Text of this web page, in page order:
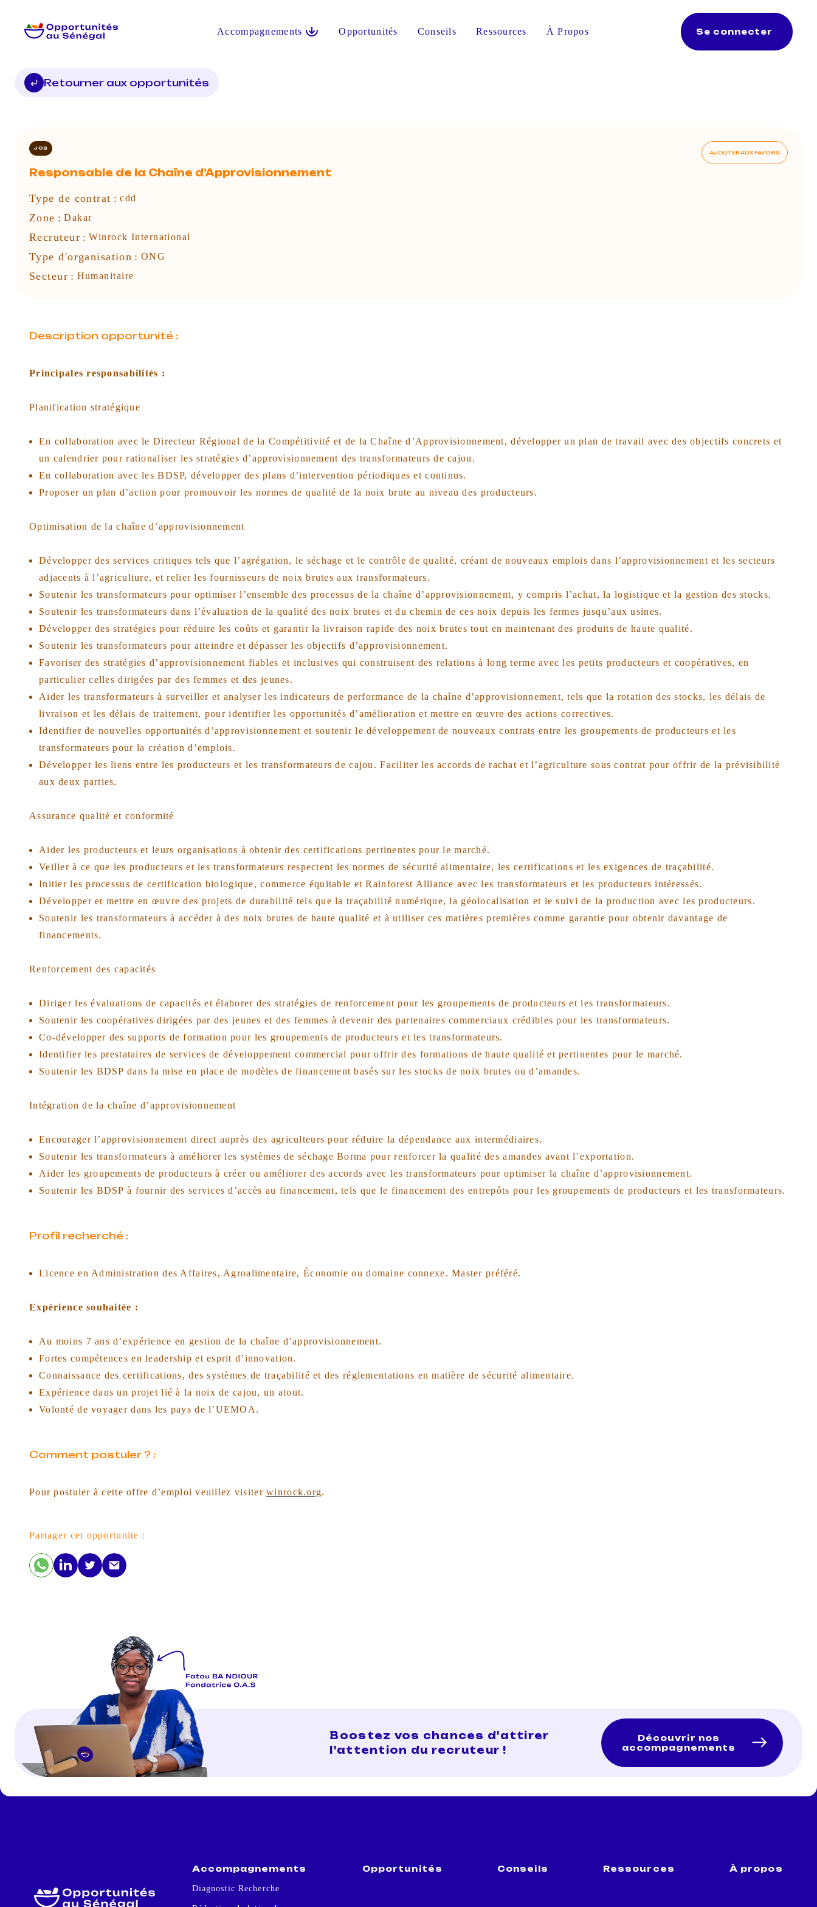
Se connecter
Accompagnements Opportunités Conseils Ressources À Propos
Retourner aux opportunités
JOB
AJOUTER AUX FAVORIS
Responsable de la Chaîne d’Approvisionnement
Type de contrat : cdd
Zone : Dakar
Recruteur : Winrock International
Type d'organisation : ONG
Secteur : Humanitaire
Description opportunité :
Principales responsabilités :
Planification stratégique
En collaboration avec le Directeur Régional de la Compétitivité et de la Chaîne d’Approvisionnement, développer un plan de travail avec des objectifs concrets et
un calendrier pour rationaliser les stratégies d’approvisionnement des transformateurs de cajou.
En collaboration avec les BDSP, développer des plans d’intervention périodiques et continus.
Proposer un plan d’action pour promouvoir les normes de qualité de la noix brute au niveau des producteurs.
Optimisation de la chaîne d’approvisionnement
Développer des services critiques tels que l’agrégation, le séchage et le contrôle de qualité, créant de nouveaux emplois dans l’approvisionnement et les secteurs
adjacents à l’agriculture, et relier les fournisseurs de noix brutes aux transformateurs.
Soutenir les transformateurs pour optimiser l’ensemble des processus de la chaîne d’approvisionnement, y compris l’achat, la logistique et la gestion des stocks.
Soutenir les transformateurs dans l’évaluation de la qualité des noix brutes et du chemin de ces noix depuis les fermes jusqu’aux usines.
Développer des stratégies pour réduire les coûts et garantir la livraison rapide des noix brutes tout en maintenant des produits de haute qualité.
Soutenir les transformateurs pour atteindre et dépasser les objectifs d’approvisionnement.
Favoriser des stratégies d’approvisionnement fiables et inclusives qui construisent des relations à long terme avec les petits producteurs et coopératives, en
particulier celles dirigées par des femmes et des jeunes.
Aider les transformateurs à surveiller et analyser les indicateurs de performance de la chaîne d’approvisionnement, tels que la rotation des stocks, les délais de
livraison et les délais de traitement, pour identifier les opportunités d’amélioration et mettre en œuvre des actions correctives.
Identifier de nouvelles opportunités d’approvisionnement et soutenir le développement de nouveaux contrats entre les groupements de producteurs et les
transformateurs pour la création d’emplois.
Développer les liens entre les producteurs et les transformateurs de cajou. Faciliter les accords de rachat et l’agriculture sous contrat pour offrir de la prévisibilité
aux deux parties.
Assurance qualité et conformité
Aider les producteurs et leurs organisations à obtenir des certifications pertinentes pour le marché.
Veiller à ce que les producteurs et les transformateurs respectent les normes de sécurité alimentaire, les certifications et les exigences de traçabilité.
Initier les processus de certification biologique, commerce équitable et Rainforest Alliance avec les transformateurs et les producteurs intéressés.
Développer et mettre en œuvre des projets de durabilité tels que la traçabilité numérique, la géolocalisation et le suivi de la production avec les producteurs.
Soutenir les transformateurs à accéder à des noix brutes de haute qualité et à utiliser ces matières premières comme garantie pour obtenir davantage de
financements.
Renforcement des capacités
Diriger les évaluations de capacités et élaborer des stratégies de renforcement pour les groupements de producteurs et les transformateurs.
Soutenir les coopératives dirigées par des jeunes et des femmes à devenir des partenaires commerciaux crédibles pour les transformateurs.
Co-développer des supports de formation pour les groupements de producteurs et les transformateurs.
Identifier les prestataires de services de développement commercial pour offrir des formations de haute qualité et pertinentes pour le marché.
Soutenir les BDSP dans la mise en place de modèles de financement basés sur les stocks de noix brutes ou d’amandes.
Intégration de la chaîne d’approvisionnement
Encourager l’approvisionnement direct auprès des agriculteurs pour réduire la dépendance aux intermédiaires.
Soutenir les transformateurs à améliorer les systèmes de séchage Borma pour renforcer la qualité des amandes avant l’exportation.
Aider les groupements de producteurs à créer ou améliorer des accords avec les transformateurs pour optimiser la chaîne d’approvisionnement.
Soutenir les BDSP à fournir des services d’accès au financement, tels que le financement des entrepôts pour les groupements de producteurs et les transformateurs.
Profil recherché :
Licence en Administration des Affaires, Agroalimentaire, Économie ou domaine connexe. Master préféré.
Expérience souhaitée :
Au moins 7 ans d’expérience en gestion de la chaîne d’approvisionnement.
Fortes compétences en leadership et esprit d’innovation.
Connaissance des certifications, des systèmes de traçabilité et des réglementations en matière de sécurité alimentaire.
Expérience dans un projet lié à la noix de cajou, un atout.
Volonté de voyager dans les pays de l’UEMOA.
Comment postuler ? :
Pour postuler à cette offre d’emploi veuillez visiterwinrock.org.
Partager cet opportunite :
Boostez vos chances d'attirer
l'attention du recruteur !
Découvrir nos
accompagnements
Accompagnements
Diagnostic Recherche
Opportunités Conseils Ressources À propos